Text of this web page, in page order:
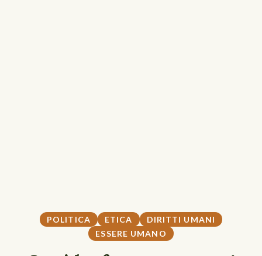
POLITICA ETICA
DIRITTI UMANI
ESSERE UMANO